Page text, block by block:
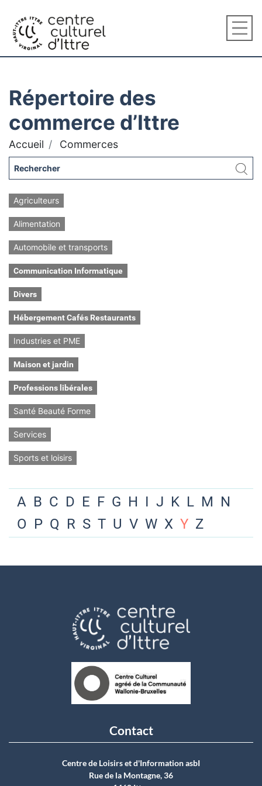
Répertoire des
commerce d’Ittre
Accueil Commerces
Agriculteurs
Alimentation
Automobile et transports
Communication Informatique
Divers
Hébergement Cafés Restaurants
Industries et PME
Maison et jardin
Professions libérales
Santé Beauté Forme
Services
Sports et loisirs
A B C D E F G H I J K L M N
O P Q R S T U V W X Y Z
Contact
Centre de Loisirs et d'Information asbI
Rue de la Montagne, 36